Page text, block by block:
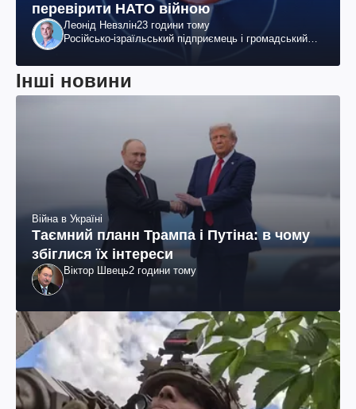
перевірити НАТО війною
Леонід Невзлін23 години тому
Російсько-ізраїльський підприємець і громадський
Інші новини
Війна в Україні
Таємний планн Трампа і Путіна: в чому
збіглися їх інтереси
Віктор Швець2 години тому